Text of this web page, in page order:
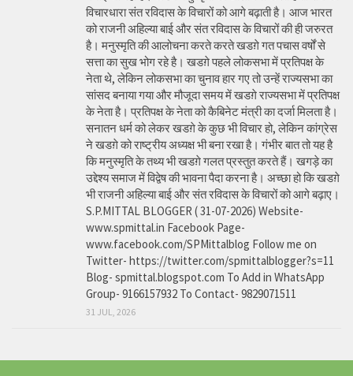
विचारधारा संत रविदास के विचारों को आगे बढ़ाती है। आज भारत
को राजनी अहिल्या बाई और संत रविदास के विचारों की ही जरुरत
है। मनुस्मृति की आलोचना करते करते खडग़े गत पचास वर्षों से
सत्ता का सुख भोग रहे है। खडग़े पहले लोकसभा में प्रतिपक्ष के
नेता थे, लेकिन लोकसभा का चुनाव हार गए तो उन्हें राज्यसभा का
सांसद बनाया गया और मौजूदा समय में खडग़े राज्यसभा में प्रतिपक्ष
के नेता है। प्रतिपक्ष के नेता को कैबिनेट मंत्री का दर्जा मिलता है।
सनातन धर्म को लेकर खडग़े के कुछ भी विचार हो, लेकिन कांग्रेस
ने खडग़े को राष्ट्रीय अध्यक्ष भी बना रखा है। गंभीर बात तो यह है
कि मनुस्मृति के तथ्य भी खडग़े गलत प्रस्तुत करते हैं। खगड़े का
उद्देश्य समाज में विद्वेष की भावना पैदा करना है। अच्छा हो कि खडग़े
भी राजनी अहिल्या बाई और संत रविदास के विचारों को आगे बढ़ाए।
S.P.MITTAL BLOGGER ( 31-07-2026) Website-
www.spmittal.in Facebook Page-
www.facebook.com/SPMittalblog Follow me on
Twitter- https://twitter.com/spmittalblogger?s=11
Blog- spmittal.blogspot.com To Add in WhatsApp
Group- 9166157932 To Contact- 9829071511
31 JUL, 2026